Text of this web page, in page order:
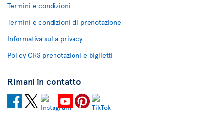
Termini e condizioni
Termini e condizioni di prenotazione
Informativa sulla privacy
Policy CRS prenotazioni e biglietti
Rimani in contatto